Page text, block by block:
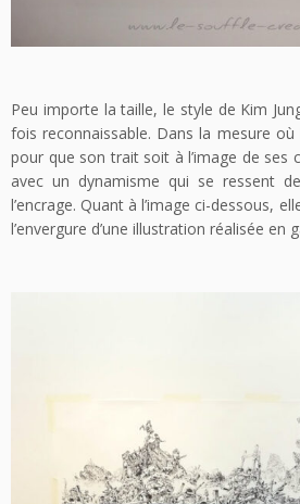
Peu importe la taille, le style de Kim
fois reconnaissable. Dans la mesure où
pour que son trait soit à l’image de ses
avec un dynamisme qui se ressent
l’encrage. Quant à l’image ci-dessous,
l’envergure d’une illustration réalisée en